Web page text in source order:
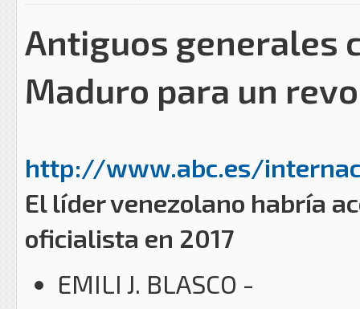
Antiguos generales
Maduro para un
http://www.abc.es/
El líder venezolano habría
oficialista en 2017
EMILI J. BLASCO -